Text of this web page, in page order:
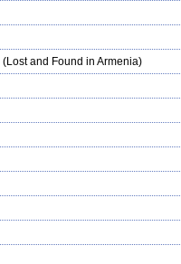
(Lost and Found in Armenia)